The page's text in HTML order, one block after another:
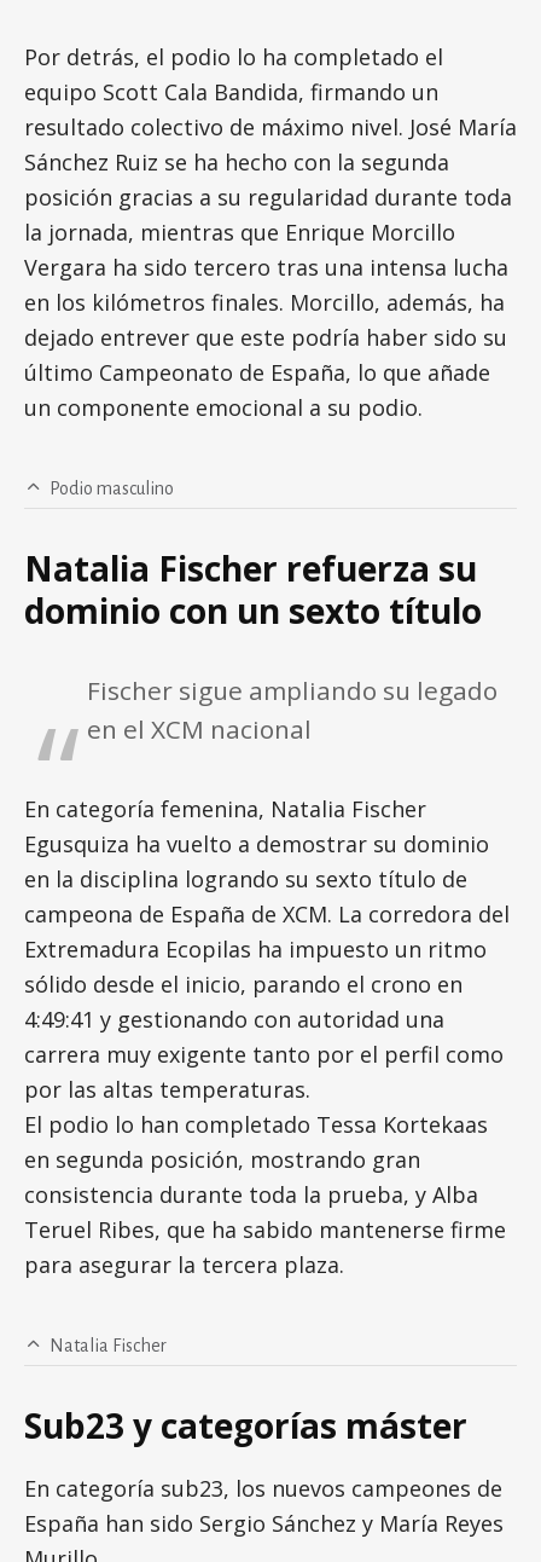
Por detrás, el podio lo ha completado el
equipo Scott Cala Bandida, firmando un
resultado colectivo de máximo nivel. José María
Sánchez Ruiz se ha hecho con la segunda
posición gracias a su regularidad durante toda
la jornada, mientras que Enrique Morcillo
Vergara ha sido tercero tras una intensa lucha
en los kilómetros finales. Morcillo, además, ha
dejado entrever que este podría haber sido su
último Campeonato de España, lo que añade
un componente emocional a su podio.
Podio masculino
Natalia Fischer refuerza su
dominio con un sexto título
Fischer sigue ampliando su legado
en el XCM nacional
En categoría femenina, Natalia Fischer
Egusquiza ha vuelto a demostrar su dominio
en la disciplina logrando su sexto título de
campeona de España de XCM. La corredora del
Extremadura Ecopilas ha impuesto un ritmo
sólido desde el inicio, parando el crono en
4:49:41 y gestionando con autoridad una
carrera muy exigente tanto por el perfil como
por las altas temperaturas.
El podio lo han completado Tessa Kortekaas
en segunda posición, mostrando gran
consistencia durante toda la prueba, y Alba
Teruel Ribes, que ha sabido mantenerse firme
para asegurar la tercera plaza.
Natalia Fischer
Sub23 y categorías máster
En categoría sub23, los nuevos campeones de
España han sido Sergio Sánchez y María Reyes